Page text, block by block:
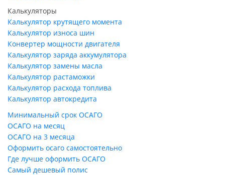
Калькуляторы
Калькулятор крутящего момента
Калькулятор износа шин
Конвертер мощности двигателя
Калькулятор заряда аккумулятора
Калькулятор замены масла
Калькулятор растаможки
Калькулятор расхода топлива
Калькулятор автокредита
Минимальный срок ОСАГО
ОСАГО на месяц
ОСАГО на 3 месяца
Оформить осаго самостоятельно
Где лучше оформить ОСАГО
Самый дешевый полис